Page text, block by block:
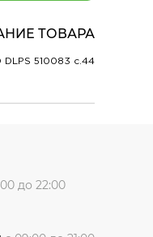
ТОВАРА
DLPS 510083 c.44
до 22:00